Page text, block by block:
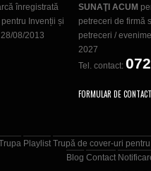
înregistrată
Invenții și
08/2013
SUNAŢI ACUM
petreceri de firmă
petreceri /
2027
Tel. contact:
FORMULAR DE CONTACT
Playlist Trupă de cover-uri
Blog Contact